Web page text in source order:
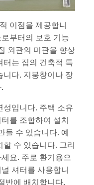
이점을 제공합니
부터의 보호 기능
외관의 미관을 향상
는 집의 건축적 특
니다. 지붕창이나 장
성입니다. 주택 소유
를 조합하여 설치
들 수 있습니다. 예
수 있습니다. 그리
요. 주로 환기용으
셔터를 사용합니
반에 배치합니다.